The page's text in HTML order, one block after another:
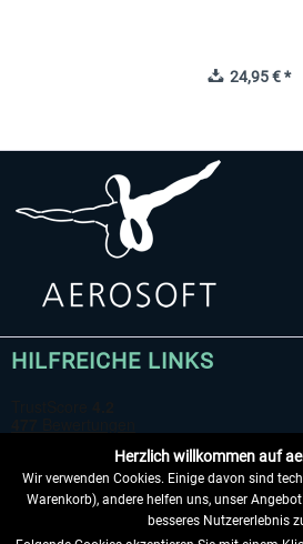
24,95 € *
HILFREICHE LINKS
Herzlich willkommen auf
Wir verwenden Cookies. Einige davon sind
Warenkorb), andere helfen uns, unser
besseres Nutzererlebnis